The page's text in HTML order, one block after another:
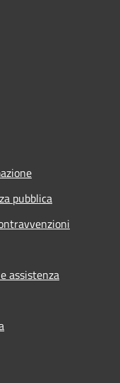
pubblica
assistenza